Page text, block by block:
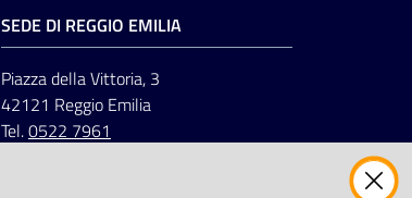
SEDE DI REGGIO EMILIA
Piazza della Vittoria, 3
42121 Reggio Emilia
Tel.0522 7961